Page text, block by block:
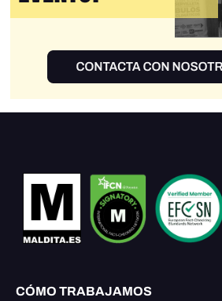
CÓMO TRABAJAMOS